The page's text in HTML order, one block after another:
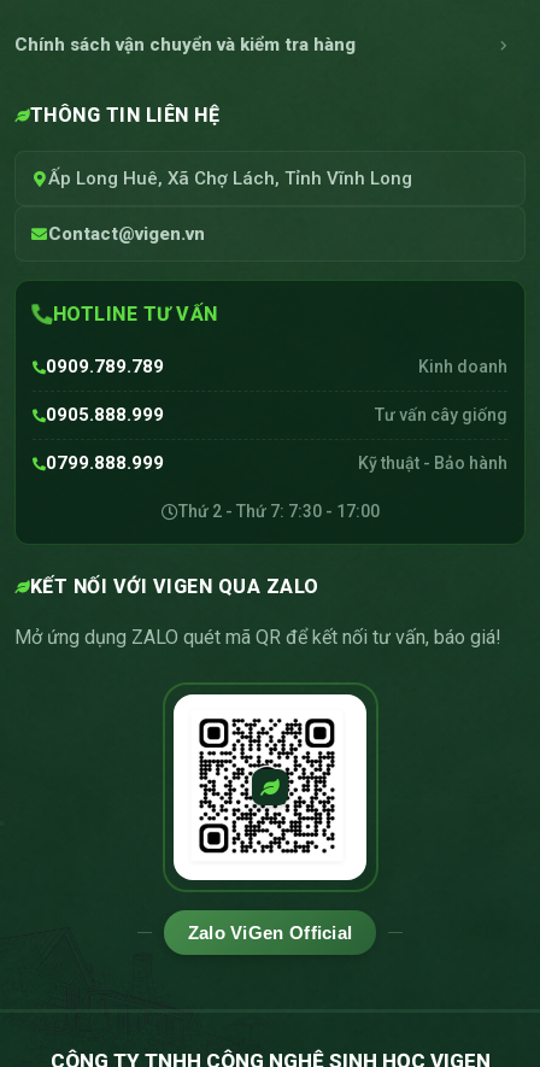
Chính sách vận chuyển và kiểm tra hàng
THÔNG TIN LIÊN HỆ
Ấp Long Huê, Xã Chợ Lách, Tỉnh Vĩnh Long
Contact@vigen.vn
HOTLINE TƯ VẤN
0909.789.789 Kinh doanh
0905.888.999 Tư vấn cây giống
0799.888.999 Kỹ thuật - Bảo hành
Thứ 2 - Thứ 7: 7:30 - 17:00
KẾT NỐI VỚI VIGEN QUA ZALO
Mở ứng dụng ZALO quét mã QR để kết nối tư vấn, báo giá!
Zalo ViGen Official
CÔNG TY TNHH CÔNG NGHỆ SINH HỌC VIGEN